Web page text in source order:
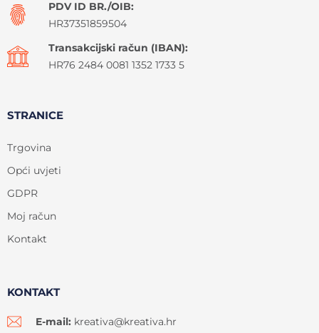
PDV ID BR./OIB:
HR37351859504
Transakcijski račun (IBAN):
HR76 2484 0081 1352 1733 5
STRANICE
Trgovina
Opći uvjeti
GDPR
Moj račun
Kontakt
KONTAKT
E-mail: kreativa@kreativa.hr